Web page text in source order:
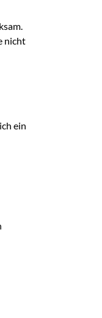
nicht
ein